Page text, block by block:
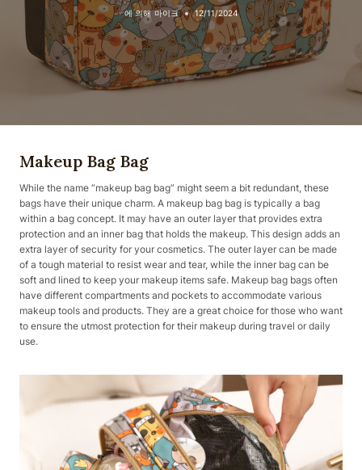
에 의해 마이크 12/11/2024
Makeup Bag Bag
While the name “makeup bag bag” might seem a bit redundant, these
bags have their unique charm. A makeup bag bag is typically a bag
within a bag concept. It may have an outer layer that provides extra
protection and an inner bag that holds the makeup. This design adds an
extra layer of security for your cosmetics. The outer layer can be made
of a tough material to resist wear and tear, while the inner bag can be
soft and lined to keep your makeup items safe. Makeup bag bags often
have different compartments and pockets to accommodate various
makeup tools and products. They are a great choice for those who want
to ensure the utmost protection for their makeup during travel or daily
use.